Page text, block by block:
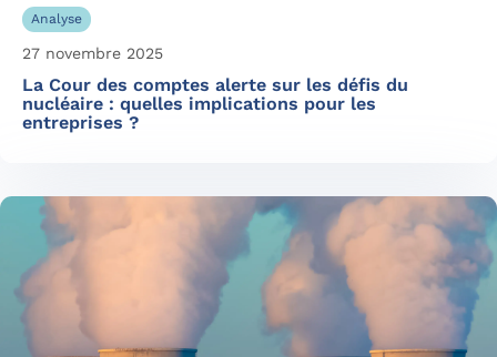
Analyse
27 novembre 2025
La Cour des comptes alerte sur les défis du
nucléaire : quelles implications pour les
entreprises ?